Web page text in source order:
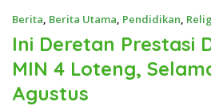
Berita, Berita Utama, Pendidikan,
Ini Deretan Prestasi
MIN 4 Loteng,
Agustus